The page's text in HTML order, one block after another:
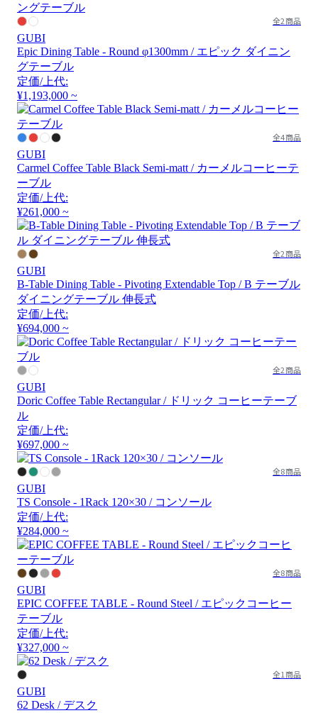
全2商品
GUBI
Epic Dining Table - Round φ1300mm / エピック ダイニン
グテーブル
定価/上代:
¥1,193,000 ~
全4商品
GUBI
Carmel Coffee Table Black Semi-matt / カーメルコーヒーテ
ーブル
定価/上代:
¥261,000 ~
全2商品
GUBI
B-Table Dining Table - Pivoting Extendable Top / B テーブル
ダイニングテーブル 伸長式
定価/上代:
¥694,000 ~
全2商品
GUBI
Doric Coffee Table Rectangular / ドリック コーヒーテーブ
ル
定価/上代:
¥697,000 ~
全8商品
GUBI
TS Console - 1Rack 120×30 / コンソール
定価/上代:
¥284,000 ~
全8商品
GUBI
EPIC COFFEE TABLE - Round Steel / エピックコーヒー
テーブル
定価/上代:
¥327,000 ~
全1商品
GUBI
62 Desk / デスク